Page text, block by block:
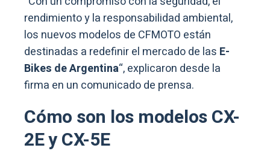
rendimiento y la responsabilidad ambiental,
los nuevos modelos de CFMOTO están
destinadas a redefinir el mercado de las E-
Bikes de Argentina“, explicaron desde la
firma en un comunicado de prensa.
Cómo son los modelos CX-
2E y CX-5E